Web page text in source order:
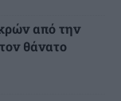
από την
θάνατο